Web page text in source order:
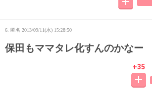
6. 匿名 2013/09/11(水) 15:28:50
保田もママタレ化すんのかなー
+35